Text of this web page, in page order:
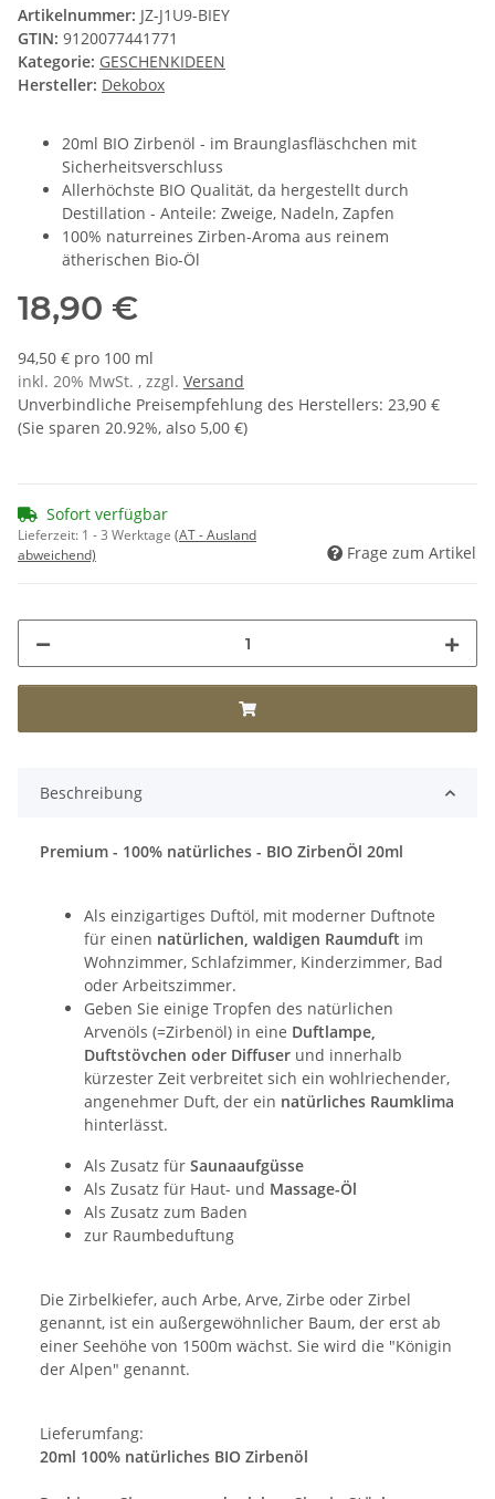
Artikelnummer: JZ-J1U9-BIEY
GTIN: 9120077441771
Kategorie: GESCHENKIDEEN
Hersteller: Dekobox
20ml BIO Zirbenöl - im Braunglasfläschchen mit
Sicherheitsverschluss
Allerhöchste BIO Qualität, da hergestellt durch
Destillation - Anteile: Zweige, Nadeln, Zapfen
100% naturreines Zirben-Aroma aus reinem
ätherischen Bio-Öl
18,90 €
94,50 € pro 100 ml
inkl. 20% MwSt. , zzgl. Versand
Unverbindliche Preisempfehlung des Herstellers: 23,90 €
(Sie sparen 20.92%, also 5,00 €)
Sofort verfügbar
Lieferzeit: 1 - 3 Werktage (AT - Ausland
abweichend)
Frage zum Artikel
Beschreibung
Premium - 100% natürliches - BIO ZirbenÖl 20ml
Als einzigartiges Duftöl, mit moderner Duftnote
für einen natürlichen, waldigen Raumduft im
Wohnzimmer, Schlafzimmer, Kinderzimmer, Bad
oder Arbeitszimmer.
Geben Sie einige Tropfen des natürlichen
Arvenöls (=Zirbenöl) in eine Duftlampe,
Duftstövchen oder Diffuser und innerhalb
kürzester Zeit verbreitet sich ein wohlriechender,
angenehmer Duft, der ein natürliches Raumklima
hinterlässt.
Als Zusatz für Saunaaufgüsse
Als Zusatz für Haut- und Massage-Öl
Als Zusatz zum Baden
zur Raumbeduftung
Die Zirbelkiefer, auch Arbe, Arve, Zirbe oder Zirbel
genannt, ist ein außergewöhnlicher Baum, der erst ab
einer Seehöhe von 1500m wächst. Sie wird die "Königin
der Alpen" genannt.
Lieferumfang:
20ml 100% natürliches BIO Zirbenöl